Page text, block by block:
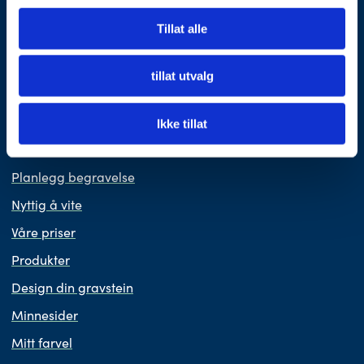
Tillat alle
tillat utvalg
Ikke tillat
Som OBOS-medlem får du fordeler hos Fonus.Les mer her
Planlegg begravelse
Nyttig å vite
Våre priser
Produkter
Design din gravstein
Minnesider
Mitt farvel